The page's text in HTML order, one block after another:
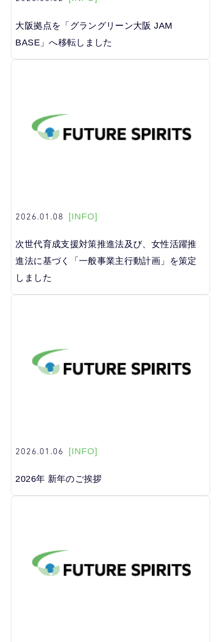
大阪拠点を「グラングリーン大阪 JAM
BASE」へ移転しました
2026.01.08 [INFO]
次世代育成支援対策推進法及び、女性活躍推
進法に基づく「一般事業主行動計画」を策定
しました
2026.01.06 [INFO]
2026年 新年のご挨拶